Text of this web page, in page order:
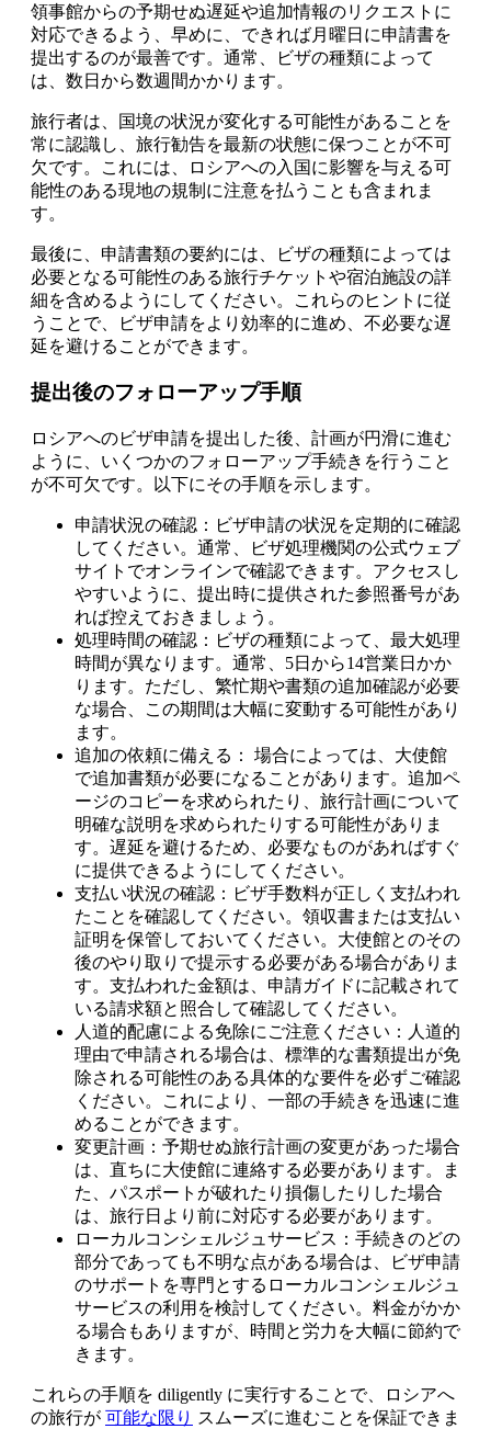
領事館からの予期せぬ遅延や追加情報のリクエストに
対応できるよう、早めに、できれば月曜日に申請書を
提出するのが最善です。通常、ビザの種類によって
は、数日から数週間かかります。
旅行者は、国境の状況が変化する可能性があることを
常に認識し、旅行勧告を最新の状態に保つことが不可
欠です。これには、ロシアへの入国に影響を与える可
能性のある現地の規制に注意を払うことも含まれま
す。
最後に、申請書類の要約には、ビザの種類によっては
必要となる可能性のある旅行チケットや宿泊施設の詳
細を含めるようにしてください。これらのヒントに従
うことで、ビザ申請をより効率的に進め、不必要な遅
延を避けることができます。
提出後のフォローアップ手順
ロシアへのビザ申請を提出した後、計画が円滑に進む
ように、いくつかのフォローアップ手続きを行うこと
が不可欠です。以下にその手順を示します。
申請状況の確認：ビザ申請の状況を定期的に確認
してください。通常、ビザ処理機関の公式ウェブ
サイトでオンラインで確認できます。アクセスし
やすいように、提出時に提供された参照番号があ
れば控えておきましょう。
処理時間の確認：ビザの種類によって、最大処理
時間が異なります。通常、5日から14営業日かか
ります。ただし、繁忙期や書類の追加確認が必要
な場合、この期間は大幅に変動する可能性があり
ます。
追加の依頼に備える： 場合によっては、大使館
で追加書類が必要になることがあります。追加ペ
ージのコピーを求められたり、旅行計画について
明確な説明を求められたりする可能性がありま
す。遅延を避けるため、必要なものがあればすぐ
に提供できるようにしてください。
支払い状況の確認：ビザ手数料が正しく支払われ
たことを確認してください。領収書または支払い
証明を保管しておいてください。大使館とのその
後のやり取りで提示する必要がある場合がありま
す。支払われた金額は、申請ガイドに記載されて
いる請求額と照合して確認してください。
人道的配慮による免除にご注意ください：人道的
理由で申請される場合は、標準的な書類提出が免
除される可能性のある具体的な要件を必ずご確認
ください。これにより、一部の手続きを迅速に進
めることができます。
変更計画：予期せぬ旅行計画の変更があった場合
は、直ちに大使館に連絡する必要があります。ま
た、パスポートが破れたり損傷したりした場合
は、旅行日より前に対応する必要があります。
ローカルコンシェルジュサービス：手続きのどの
部分であっても不明な点がある場合は、ビザ申請
のサポートを専門とするローカルコンシェルジュ
サービスの利用を検討してください。料金がかか
る場合もありますが、時間と労力を大幅に節約で
きます。
これらの手順を diligently に実行することで、ロシアへ
の旅行が 可能な限り スムーズに進むことを保証できま